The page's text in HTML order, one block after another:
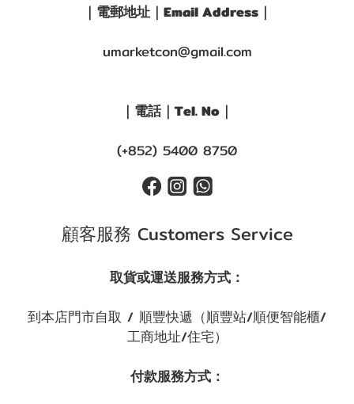
｜電郵地址｜Email Address｜
umarketcon@gmail.com
｜電話｜Tel. No｜
(+852) 5400 8750
顧客服務 Customers Service
取貨或運送服務方式：
到本店門市自取 / 順豐快遞（順豐站/順便智能櫃/
工商地址/住宅）
付款服務方式：